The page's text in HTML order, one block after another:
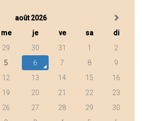
août 2026
me je ve sa
di
29 30 31 1
2
5 6 7 8
9
12 13 14 15
16
19 20 21 22
23
26 27 28 29
30